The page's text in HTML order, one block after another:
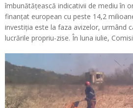
îmbunătățească indicativii de mediu în
finanțat european cu peste 14,2
investiția este la faza avizelor, urmând
lucrările propriu-zise. În luna iulie,